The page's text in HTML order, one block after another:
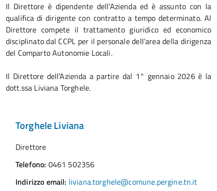
Il Direttore è dipendente dell’Azienda ed è assunto con la
qualifica di dirigente con contratto a tempo determinato. Al
Direttore compete il trattamento giuridico ed economico
disciplinato dal CCPL per il personale dell’area della dirigenza
del Comparto Autonomie Locali.
Il Direttore dell’Azienda a partire dal 1° gennaio 2026 è la
dott.ssa Liviana Torghele.
Torghele Liviana
Direttore
Telefono: 0461 502356
Indirizzo email: liviana.torghele@comune.pergine.tn.it